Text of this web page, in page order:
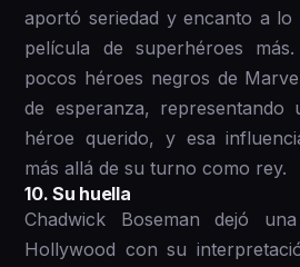
aportó seriedad y encanto a
película de superhéroes
pocos héroes negros de
de esperanza, representando
héroe querido, y esa
más allá de su turno como rey.
1 0. Su huella
Chadwick Boseman dejó
Hollywood con su